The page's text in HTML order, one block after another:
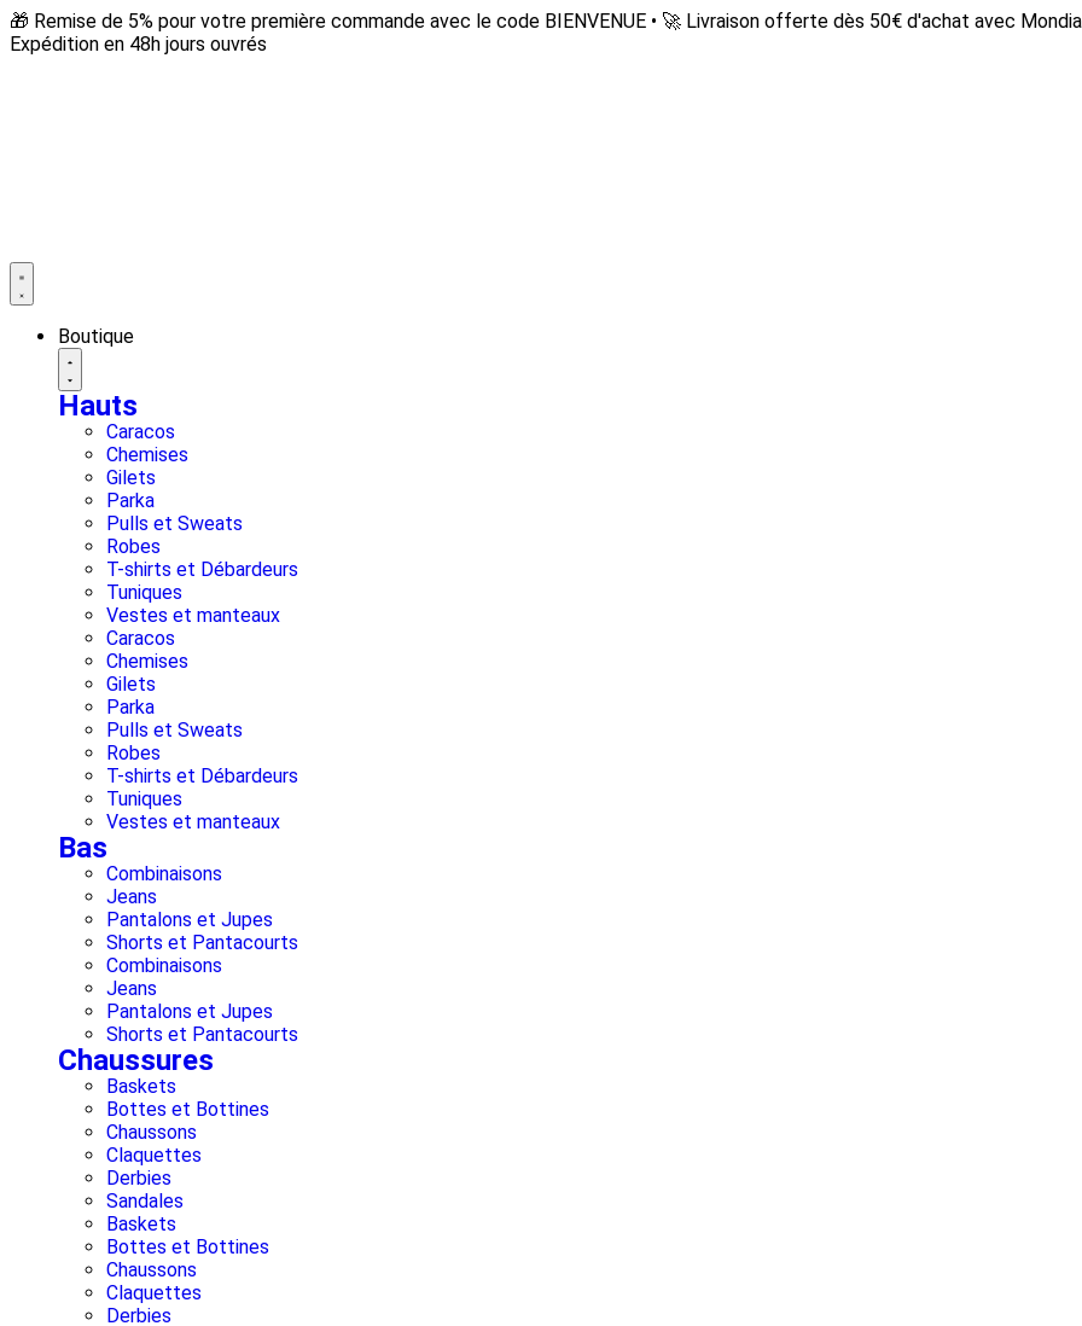
🎁 Remise de 5% pour votre première commande avec le code BIENVENUE • 🚀 Livraison offerte dès 50€ d'achat avec
Expédition en 48h jours ouvrés
Boutique
Hauts
Caracos
Chemises
Gilets
Parka
Pulls et Sweats
Robes
T-shirts et Débardeurs
Tuniques
Vestes et manteaux
Caracos
Chemises
Gilets
Parka
Pulls et Sweats
Robes
T-shirts et Débardeurs
Tuniques
Vestes et manteaux
Bas
Combinaisons
Jeans
Pantalons et Jupes
Shorts et Pantacourts
Combinaisons
Jeans
Pantalons et Jupes
Shorts et Pantacourts
Chaussures
Baskets
Bottes et Bottines
Chaussons
Claquettes
Derbies
Sandales
Baskets
Bottes et Bottines
Chaussons
Claquettes
Derbies